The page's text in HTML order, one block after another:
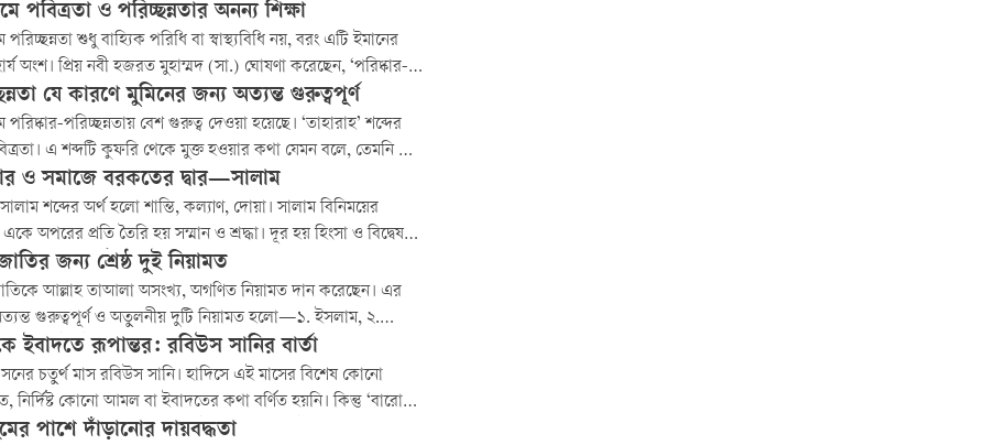
হচ্ছে, কোরআন ও হাদিসের আলোকে এই ধারণার কি কোনো ভিত্তি
পবিত্রতা ও পরিচ্ছন্নতার অনন্য শিক্ষা
পরিচ্ছন্নতা শুধু বাহ্যিক পরিধি বা স্বাস্থ্যবিধি নয়, বরং এটি ইমানের
অংশ। প্রিয় নবী হজরত মুহাম্মদ (সা.) ঘোষণা করেছেন, ‘পরিষ্কার-
ইমানের অর্ধেক।’ (সহিহ্ মুসলিম)। এটি প্রমাণ করে যে একজন
জীবনে পবিত্রতার গুরুত্ব কতখানি।
যে কারণে মুমিনের জন্য অত্যন্ত গুরুত্বপূর্ণ
পরিষ্কার-পরিচ্ছন্নতায় বেশ গুরুত্ব দেওয়া হয়েছে। ‘তাহারাহ’ শব্দের
এ শব্দটি কুফরি থেকে মুক্ত হওয়ার কথা যেমন বলে, তেমনি তা
বাহ্যিক অপরিচ্ছন্নতা থেকে মুক্ত হওয়াকেও বোঝায়। বাহ্যিক
একজন মুমিনের নামাজ শুদ্ধ হওয়ার পূর্বশর্ত। জান্নাতের চাবি যেমন
তেমনি নামাজের...
ও সমাজে বরকতের দ্বার—সালাম
শব্দের অর্থ হলো শান্তি, কল্যাণ, দোয়া। সালাম বিনিময়ের
একে অপরের প্রতি তৈরি হয় সম্মান ও শ্রদ্ধা। দূর হয় হিংসা ও বিদ্বেষ।
মধ্যে গড়ে ওঠে হৃদ্যতা ও ভালোবাসার সেতুবন্ধ।
জন্য শ্রেষ্ঠ দুই নিয়ামত
আল্লাহ তাআলা অসংখ্য, অগণিত নিয়ামত দান করেছেন। এর
গুরুত্বপূর্ণ ও অতুলনীয় দুটি নিয়ামত হলো—১. ইসলাম, ২.
(সা.)। এই দুই নিয়ামতের প্রভাব মানবজীবনে চিরস্থায়ী ও সর্বজনীন।
দুই নিয়ামত নিয়ে বিস্তারিত আলোচনা তুলে ধরা হলো:
ইবাদতে রূপান্তর: রবিউস সানির বার্তা
চতুর্থ মাস রবিউস সানি। হাদিসে এই মাসের বিশেষ কোনো
নির্দিষ্ট কোনো আমল বা ইবাদতের কথা বর্ণিত হয়নি। কিন্তু ‘বারো
আমল’-জাতীয় কিছু কিতাবে রবিউস সানি মাসের ইবাদত হিসেবে কিছু
পাশে দাঁড়ানোর দায়বদ্ধতা